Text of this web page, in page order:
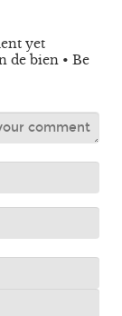
yet
de bien • Be